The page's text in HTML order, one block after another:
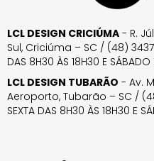
LCL DESIGN CRICIÚMA - R.
Sul, Criciúma – SC / (48) 3437-
DAS 8H30 ÀS 18H30 E
LCL DESIGN TUBARÃO - Av.
Aeroporto, Tubarão – SC /
SEXTA DAS 8H30 ÀS 18H30 E